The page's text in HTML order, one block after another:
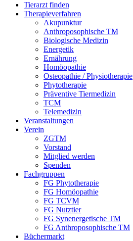
Tierarzt finden
Therapieverfahren
Akupunktur
Anthroposophische TM
Biologische Medizin
Energetik
Ernährung
Homöopathie
Osteopathie / Physiotherapie
Phytotherapie
Präventive Tiermedizin
TCM
Telemedizin
Veranstaltungen
Verein
ZGTM
Vorstand
Mitglied werden
Spenden
Fachgruppen
FG Phytotherapie
FG Homöopathie
FG TCVM
FG Nutztier
FG Synenergetische TM
FG Anthroposophische TM
Büchermarkt